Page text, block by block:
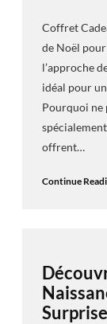
Coffret
de Noël
l’approche
idéal pour
Pourquoi ne
offrent…
Continue